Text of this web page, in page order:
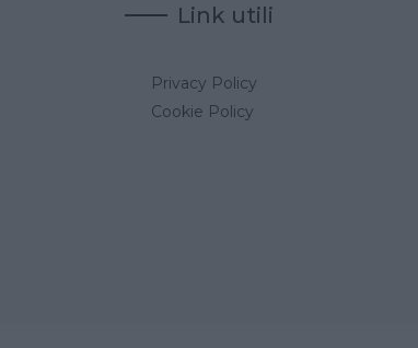
Link utili
Privacy Policy
Cookie Policy